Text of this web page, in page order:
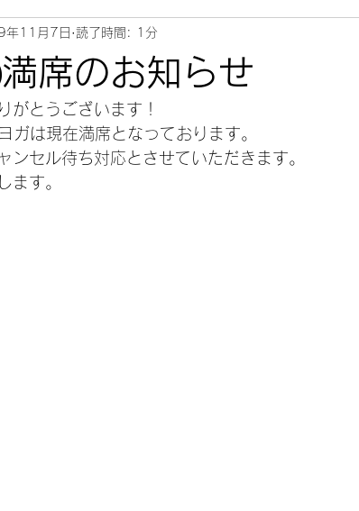
席のお知らせ
年11月7日 読了時間: 1分
がとうございます！
ガは現在満席となっております。
ンセル待ち対応とさせていただきます。
ます。